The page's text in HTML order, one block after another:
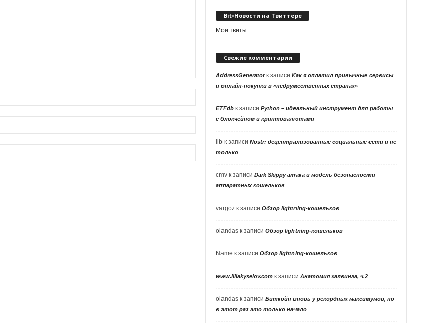
Bit•Новости на Твиттере
Мои твиты
Свежие комментарии
AddressGeneratorк записиКак я оплатил привычные сервисы
и онлайн-покупки в «недружественных странах»
ETFdb к записиPython – идеальный инструмент для работы
с блокчейном и криптовалютами
llb к записиNostr: децентрализованные социальные сети и не
только
cmv к записиDark Skippy атака и модель безопасности
аппаратных кошельков
vargoz к записиОбзор lightning-кошельков
olandas к записиОбзор lightning-кошельков
Name к записиОбзор lightning-кошельков
www.illiakyselov.com к записиАнатомия халвинга, ч.2
olandas к записиБиткойн вновь у рекордных максимумов, но
в этот раз это только начало